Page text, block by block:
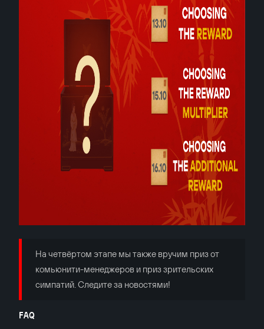
На четвёртом этапе мы также вручим приз от
комьюнити-менеджеров и приз зрительских
симпатий. Следите за новостями!
FAQ